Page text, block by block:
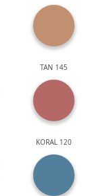
TAN 145
KORAL 120